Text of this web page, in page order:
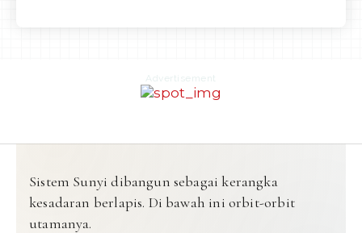
Advertisement
Sistem Sunyi dibangun sebagai kerangka
kesadaran berlapis. Di bawah ini orbit-orbit
utamanya.